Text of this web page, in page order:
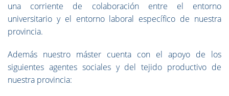
una corriente de colaboración entre el entorno
universitario y el entorno laboral específico de nuestra
provincia.
Además nuestro máster cuenta con el apoyo de los
siguientes agentes sociales y del tejido productivo de
nuestra provincia: